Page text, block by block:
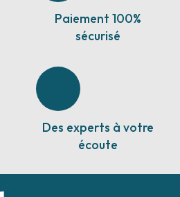
Paiement 100%
sécurisé
Des experts à votre
écoute